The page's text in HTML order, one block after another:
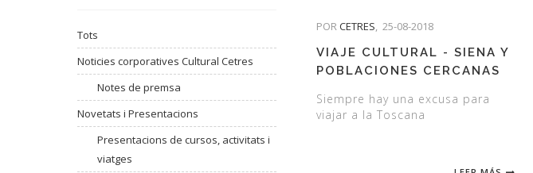
Tots
Noticies corporatives Cultural Cetres
Notes de premsa
Novetats i Presentacions
Presentacions de cursos, activitats i
viatges
PORCETRES, 25-08-2018
VIAJE CULTURAL - SIENA Y
POBLACIONES CERCANAS
Siempre hay una excusa para
viajar a la Toscana